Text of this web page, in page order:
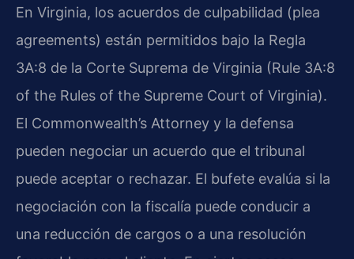
En Virginia, los acuerdos de culpabilidad (plea
agreements) están permitidos bajo la Regla
3A:8 de la Corte Suprema de Virginia (Rule 3A:8
of the Rules of the Supreme Court of Virginia).
El Commonwealth’s Attorney y la defensa
pueden negociar un acuerdo que el tribunal
puede aceptar o rechazar. El bufete evalúa si la
negociación con la fiscalía puede conducir a
una reducción de cargos o a una resolución